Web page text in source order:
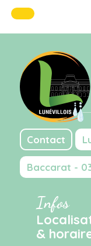
Contact
Baccarat -
Infos
&